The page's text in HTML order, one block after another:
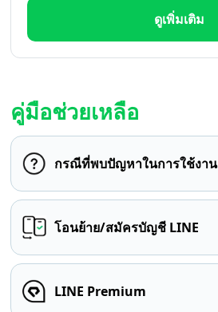
ดูเพิ่มเติม
คู่มือช่วยเหลือ
กรณีที่พบปัญหาในการใช้งาน
โอนย้าย/สมัครบัญชี LINE
LINE Premium